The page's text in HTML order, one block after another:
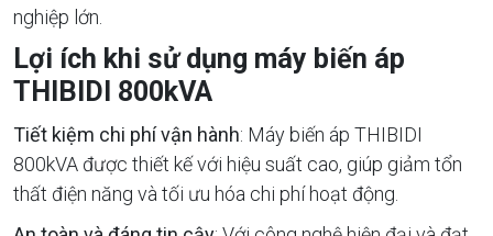
nghiệp lớn.
Lợi ích khi sử dụng máy biến áp
THIBIDI 800kVA
Tiết kiệm chi phí vận hành: Máy biến áp THIBIDI
800kVA được thiết kế với hiệu suất cao, giúp giảm tổn
thất điện năng và tối ưu hóa chi phí hoạt động.